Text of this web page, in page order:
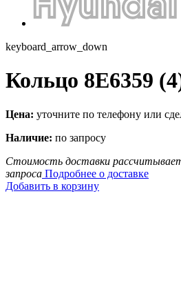
keyboard_arrow_down
Кольцо 8E6359
Цена: уточните по телефону или
Наличие: по запросу
Стоимость доставки
запроса Подробнее о доставке
Добавить в корзину